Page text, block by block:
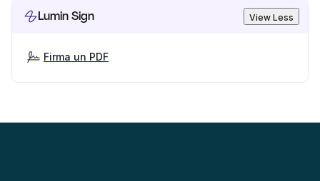
Lumin Sign View Less
Firma un PDF